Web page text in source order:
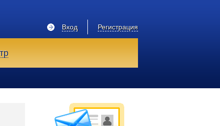
Регистрация
Вход